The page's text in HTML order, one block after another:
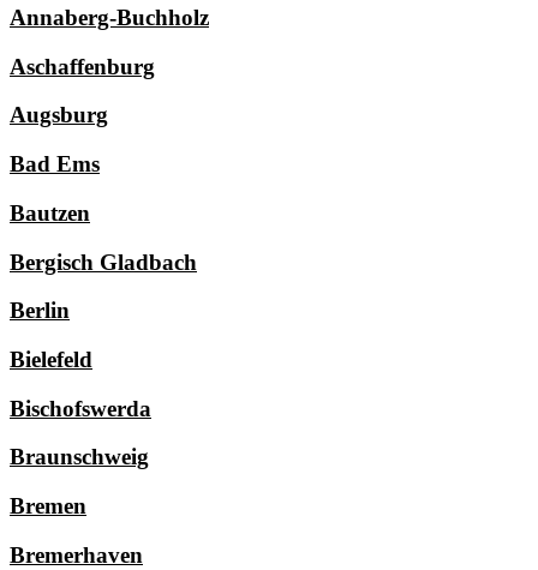
Annaberg-Buchholz
Aschaffenburg
Augsburg
Bad Ems
Bautzen
Bergisch Gladbach
Berlin
Bielefeld
Bischofswerda
Braunschweig
Bremen
Bremerhaven